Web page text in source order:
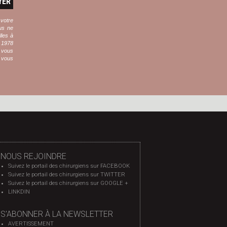
ne
à
NOUS REJOINDRE
Suivez le portail des chirurgiens sur FACEBOOK
Suivez le portail des chirurgiens sur TWITTER
Suivez le portail des chirurgiens sur GOOGLE +
LINKDIN
S'ABONNER À LA NEWSLETTER
AVERTISSEMENT